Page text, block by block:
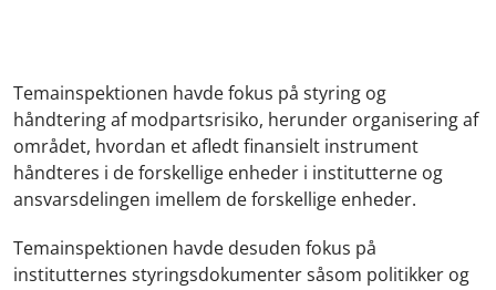
Temainspektionen havde fokus på styring og
håndtering af modpartsrisiko, herunder organisering af
området, hvordan et afledt finansielt instrument
håndteres i de forskellige enheder i institutterne og
ansvarsdelingen imellem de forskellige enheder.
Temainspektionen havde desuden fokus på
institutternes styringsdokumenter såsom politikker og